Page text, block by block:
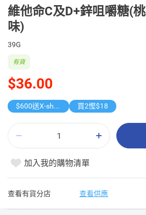
維他命C及D+鋅咀嚼糖(桃
味)
39G
$36.00
有貨
$600送X-shot 極速入水槍 買2慳$18
加入我的購物清單
查看有貨分店 查看供應